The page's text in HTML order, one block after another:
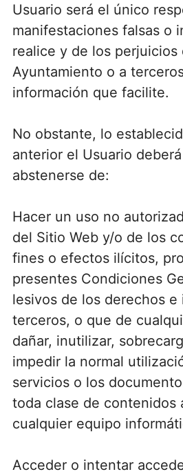
Usuario será el único
manifestaciones falsas o
realice y de los perjuicios
Ayuntamiento o a
información que facilite.
No obstante, lo
anterior el Usuario
abstenerse de:
Hacer un uso no
del Sitio Web y/o de los
fines o efectos ilícitos,
presentes Condiciones
lesivos de los derechos e
terceros, o que de
dañar, inutilizar,
impedir la normal
servicios o los
toda clase de contenidos
cualquier equipo
Acceder o intentar